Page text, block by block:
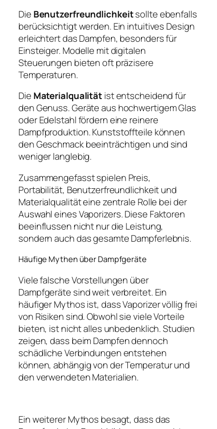
Die Benutzerfreundlichkeitsollte ebenfalls
berücksichtigt werden. Ein intuitives Design
erleichtert das Dampfen, besonders für
Einsteiger. Modelle mit digitalen
Steuerungen bieten oft präzisere
Temperaturen.
Die Materialqualitätist entscheidend für
den Genuss. Geräte aus hochwertigem Glas
oder Edelstahl fördern eine reinere
Dampfproduktion. Kunststoffteile können
den Geschmack beeinträchtigen und sind
weniger langlebig.
Zusammengefasst spielen Preis,
Portabilität, Benutzerfreundlichkeit und
Materialqualität eine zentrale Rolle bei der
Auswahl eines Vaporizers. Diese Faktoren
beeinflussen nicht nur die Leistung,
sondern auch das gesamte Dampferlebnis.
Häufige Mythen über Dampfgeräte
Viele falsche Vorstellungen über
Dampfgeräte sind weit verbreitet. Ein
häufiger Mythos ist, dass Vaporizer völlig frei
von Risiken sind. Obwohl sie viele Vorteile
bieten, ist nicht alles unbedenklich. Studien
zeigen, dass beim Dampfen dennoch
schädliche Verbindungen entstehen
können, abhängig von der Temperatur und
den verwendeten Materialien.
Ein weiterer Mythos besagt, dass das